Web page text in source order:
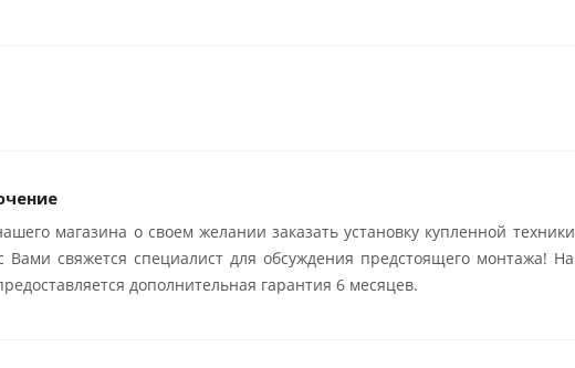
магазина о своем желании заказать установку купленной техники
свяжется специалист для обсуждения предстоящего монтажа! На
дополнительная гарантия 6 месяцев.